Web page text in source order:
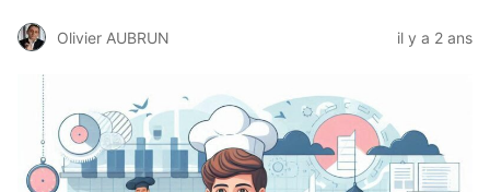
Olivier AUBRUN il y a 2 ans